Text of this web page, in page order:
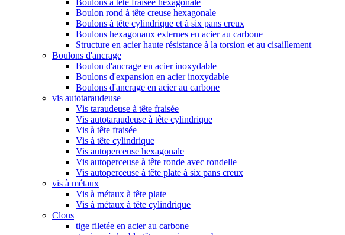
Boulons à tête fraisée hexagonale
Boulon rond à tête creuse hexagonale
Boulons à tête cylindrique et à six pans creux
Boulons hexagonaux externes en acier au carbone
Structure en acier haute résistance à la torsion et au cisaillement
Boulons d'ancrage
Boulon d'ancrage en acier inoxydable
Boulons d'expansion en acier inoxydable
Boulons d'ancrage en acier au carbone
vis autotaraudeuse
Vis taraudeuse à tête fraisée
Vis autotaraudeuse à tête cylindrique
Vis à tête fraisée
Vis à tête cylindrique
Vis autoperceuse hexagonale
Vis autoperceuse à tête ronde avec rondelle
Vis autoperceuse à tête plate à six pans creux
vis à métaux
Vis à métaux à tête plate
Vis à métaux à tête cylindrique
Clous
tige filetée en acier au carbone